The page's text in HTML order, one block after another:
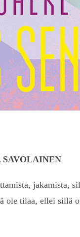
SAVOLAINEN
jakamista,
ole tilaa, ellei sillä